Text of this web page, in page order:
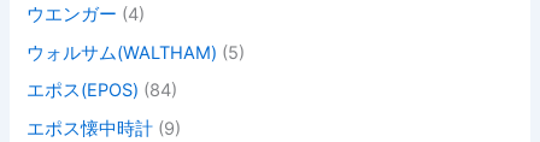
ウエンガー (4)
ウォルサム(WALTHAM) (5)
エポス(EPOS) (84)
エポス懐中時計 (9)